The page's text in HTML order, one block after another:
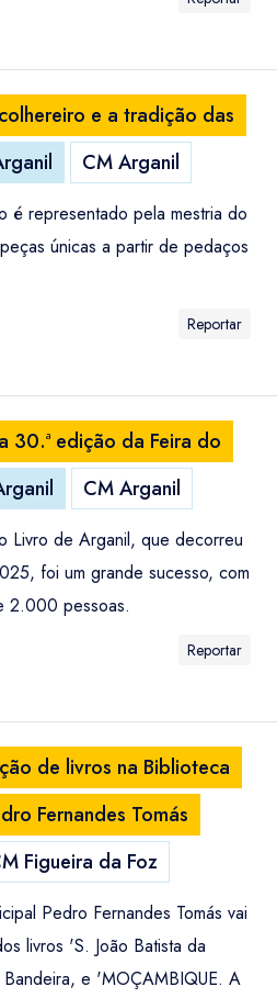
e a tradição das
CM Arganil
é representado pela mestria do
únicas a partir de pedaços
Reportar
30.ª edição da Feira do
CM Arganil
Livro de Arganil, que decorreu
foi um grande sucesso, com
2.000 pessoas.
Reportar
de livros na Biblioteca
Fernandes Tomás
Figueira da Foz
Pedro Fernandes Tomás vai
livros 'S. João Batista da
e 'MOÇAMBIQUE. A